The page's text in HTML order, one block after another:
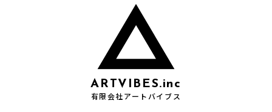
ARTVIBES.inc
有限会社アートバイブス